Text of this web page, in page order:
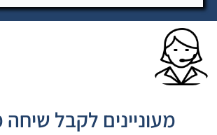
מעוניינים לקבל שיחה